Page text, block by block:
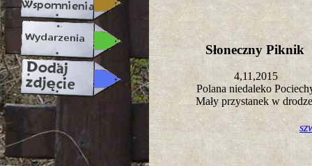
Słoneczny Piknik
4,11,2015
Polana niedaleko
Mały przystanek w